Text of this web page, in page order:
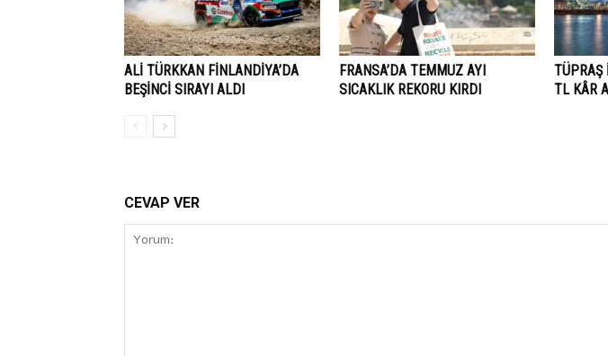
ALİ TÜRKKAN FİNLANDİYA’DA
BEŞİNCİ SIRAYI ALDI
FRANSA’DA TEMMUZ AYI
SICAKLIK REKORU KIRDI
TÜPRAŞ
TL KÂR
CEVAP VER